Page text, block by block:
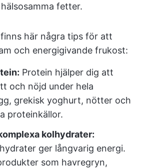
fetter.
finns här några tips för att
och energigivande frukost:
Protein hjälper dig att
och nöjd under hela
grekisk yoghurt, nötter och
proteinkällor.
kolhydrater:
ger långvarig energi.
som havregryn,